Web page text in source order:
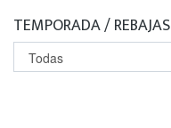
TEMPORADA / REBAJAS